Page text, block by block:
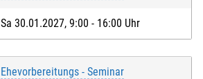
Sa 30.01.2027, 9:00 - 16:00 Uhr
Ehevorbereitungs - Seminar